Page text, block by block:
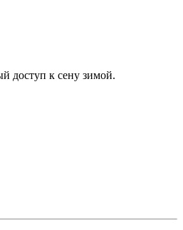
доступ к сену зимой.